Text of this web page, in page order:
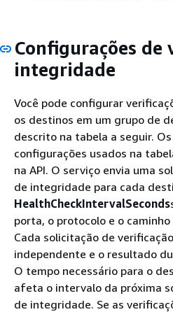
Configurações de
integridade
Você pode configurar
os destinos em um grupo de
descrito na tabela a seguir.
configurações usados na
na API. O serviço envia uma
de integridade para cada
HealthCheckIntervalSeconds
porta, o protocolo e o
Cada solicitação de
independente e o resultado
O tempo necessário para o
afeta o intervalo da próxima
de integridade. Se as